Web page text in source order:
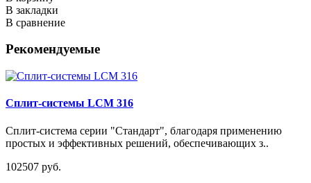
В закладки
В сравнение
Рекомендуемые
Сплит-системы LCM 316
Сплит-система серии "Стандарт", благодаря применению
простых и эффективных решений, обеспечивающих з..
102507 руб.